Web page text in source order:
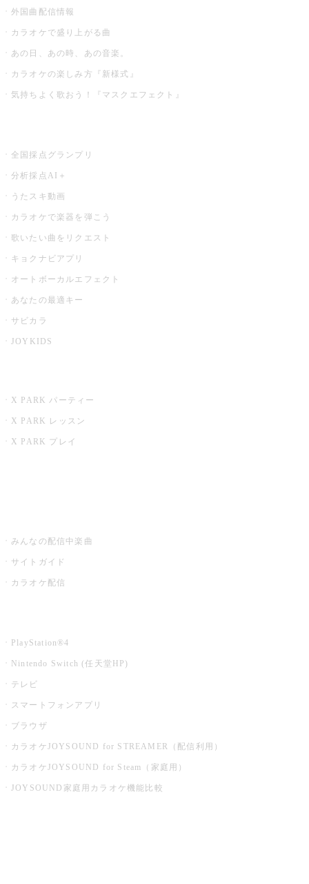
外国曲配信情報
カラオケで盛り上がる曲
あの日、あの時、あの音楽。
カラオケの楽しみ方『新様式』
気持ちよく歌おう！『マスクエフェクト』
全国採点グランプリ
分析採点AI＋
うたスキ動画
カラオケで楽器を弾こう
歌いたい曲をリクエスト
キョクナビアプリ
オートボーカルエフェクト
あなたの最適キー
サビカラ
JOYKIDS
X PARK パーティー
X PARK レッスン
X PARK プレイ
みんなの配信中楽曲
サイトガイド
カラオケ配信
PlayStation®4
Nintendo Switch (任天堂HP)
テレビ
スマートフォンアプリ
ブラウザ
カラオケJOYSOUND for STREAMER（配信利用）
カラオケJOYSOUND for Steam（家庭用）
JOYSOUND家庭用カラオケ機能比較